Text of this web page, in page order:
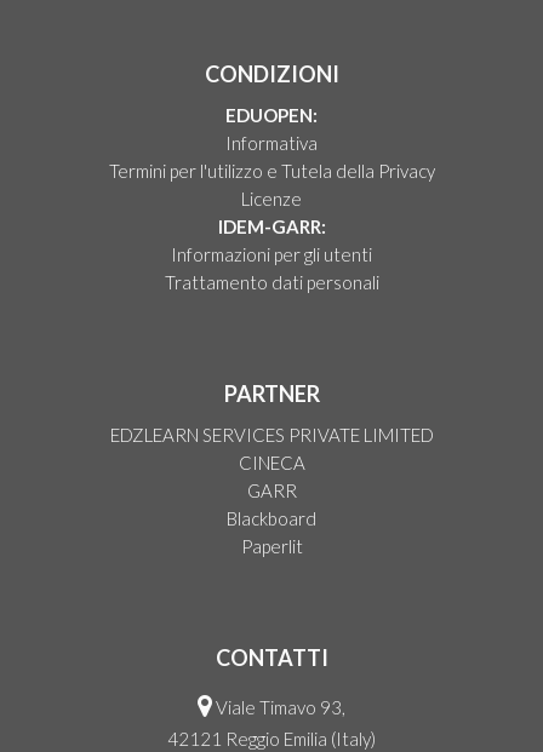
CONDIZIONI
EDUOPEN:
Informativa
Termini per l'utilizzo e Tutela della Privacy
Licenze
IDEM-GARR:
Informazioni per gli utenti
Trattamento dati personali
PARTNER
EDZLEARN SERVICES PRIVATE LIMITED
CINECA
GARR
Blackboard
Paperlit
CONTATTI
Viale Timavo 93,
42121 Reggio Emilia (Italy)